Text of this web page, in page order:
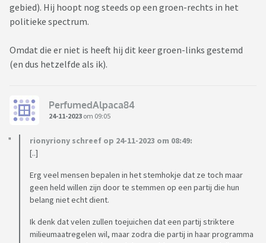
gebied). Hij hoopt nog steeds op een groen-rechts in het
politieke spectrum.
Omdat die er niet is heeft hij dit keer groen-links gestemd
(en dus hetzelfde als ik).
PerfumedAlpaca84
24-11-2023 om 09:05
rionyriony schreef op 24-11-2023 om 08:49:
[..]
Erg veel mensen bepalen in het stemhokje dat ze toch maar
geen held willen zijn door te stemmen op een partij die hun
belang niet echt dient.
Ik denk dat velen zullen toejuichen dat een partij striktere
milieumaatregelen wil, maar zodra die partij in haar programma